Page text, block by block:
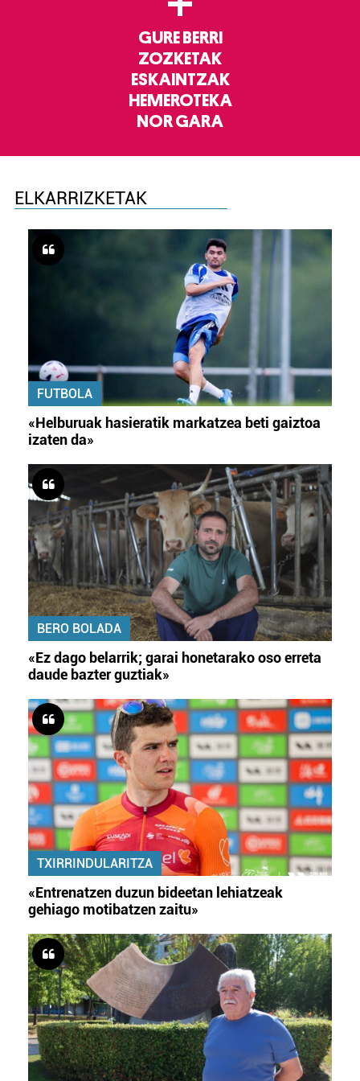
GURE BERRI
ZOZKETAK
ESKAINTZAK
HEMEROTEKA
NOR GARA
ELKARRIZKETAK
FUTBOLA
«Helburuak hasieratik markatzea beti gaiztoa
izaten da»
BERO BOLADA
«Ez dago belarrik; garai honetarako oso erreta
daude bazter guztiak»
TXIRRINDULARITZA
«Entrenatzen duzun bideetan lehiatzeak
gehiago motibatzen zaitu»